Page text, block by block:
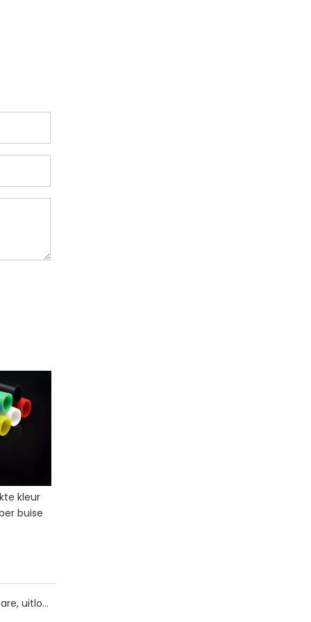
kleur
buise
Silikoonbuise vir farmaseutiese vervaardiging: uittrekbare, uitloogbare en regulatoriese nakoming